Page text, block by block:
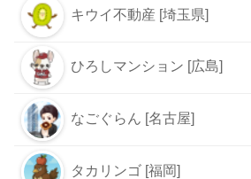
キウイ不動産 [埼玉県]
ひろしマンション [広島]
なごぐらん [名古屋]
タカリンゴ [福岡]